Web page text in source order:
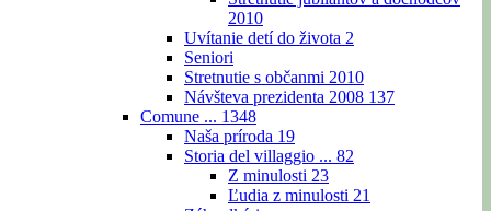
2010
Uvítanie detí do života 2
Seniori
Stretnutie s občanmi 2010
Návšteva prezidenta 2008 137
Comune ... 1348
Naša príroda 19
Storia del villaggio ... 82
Z minulosti 23
Ľudia z minulosti 21